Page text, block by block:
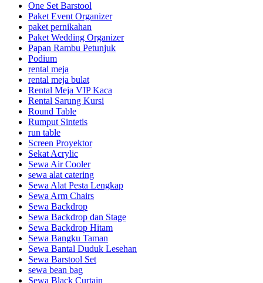
One Set Barstool
Paket Event Organizer
paket pernikahan
Paket Wedding Organizer
Papan Rambu Petunjuk
Podium
rental meja
rental meja bulat
Rental Meja VIP Kaca
Rental Sarung Kursi
Round Table
Rumput Sintetis
run table
Screen Proyektor
Sekat Acrylic
Sewa Air Cooler
sewa alat catering
Sewa Alat Pesta Lengkap
Sewa Arm Chairs
Sewa Backdrop
Sewa Backdrop dan Stage
Sewa Backdrop Hitam
Sewa Bangku Taman
Sewa Bantal Duduk Lesehan
Sewa Barstool Set
sewa bean bag
Sewa Black Curtain